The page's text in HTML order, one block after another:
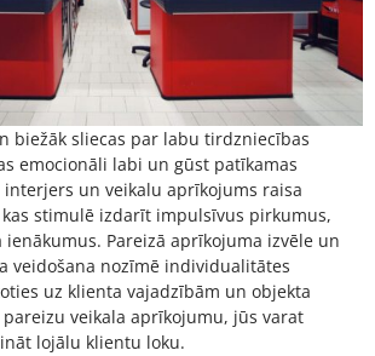
biežāk sliecas par labu tirdzniecības
emocionāli labi un gūst patīkamas
interjers un veikalu aprīkojums raisa
stimulē izdarīt impulsīvus pirkumus,
ienākumus. Pareizā aprīkojuma izvēle un
veidošana nozīmē individualitātes
uz klienta vajadzībām un objekta
veikala aprīkojumu, jūs varat
lojālu klientu loku.